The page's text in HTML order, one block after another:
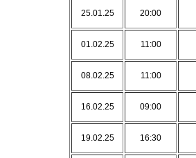
25.01.25 20:00
01.02.25 11:00
08.02.25 11:00
16.02.25 09:00
19.02.25 16:30